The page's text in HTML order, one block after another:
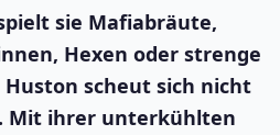
sie Mafiabräute,
Hexen oder strenge
scheut sich nicht
Mit ihrer unterkühlten